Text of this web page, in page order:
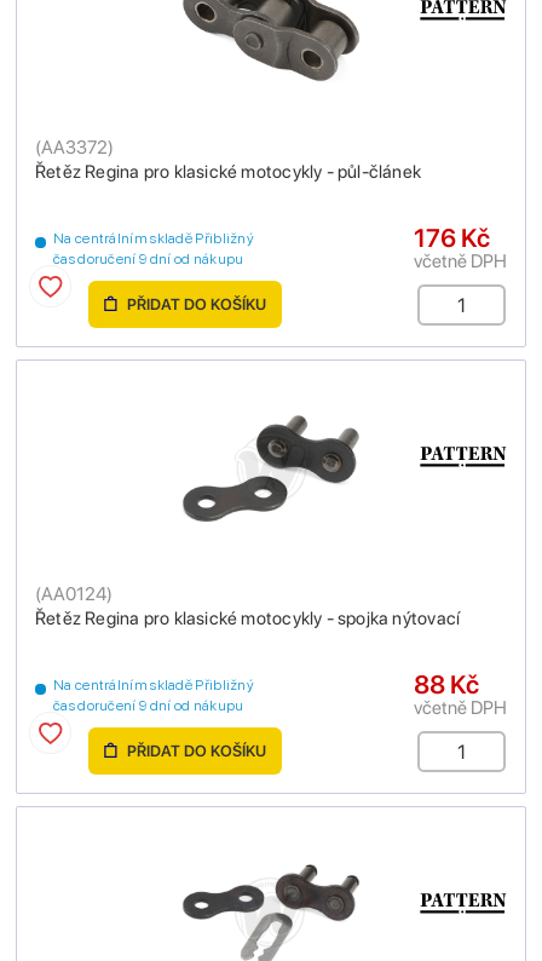
Řetěz Regina pro klasické motocykly - půl-článek
(AA3372)
Na centrálním skladě Přibližný
čas doručení 9 dní od nákupu
176 Kč
včetně DPH
PŘIDAT DO KOŠÍKU
Řetěz Regina pro klasické motocykly - spojka nýtovací
(AA0124)
Na centrálním skladě Přibližný
čas doručení 9 dní od nákupu
88 Kč
včetně DPH
PŘIDAT DO KOŠÍKU